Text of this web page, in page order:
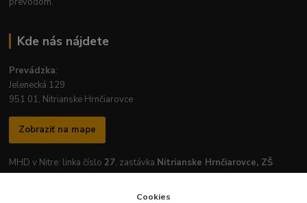
Kde nás nájdete
Prevádzka:
Jelenecká 129
951 01, Nitrianske Hrnčiarovce
Zobraziť na mape
MHD v Nitre: linka číslo 27, zastávka Nitrianske Hrnčiarovce, ZŠ
Cookies